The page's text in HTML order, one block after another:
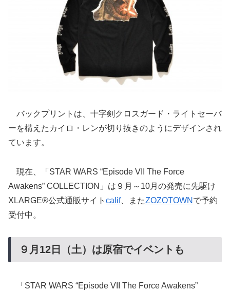
バックプリントは、十字剣クロスガード・ライトセーバ
ーを構えたカイロ・レンが切り抜きのようにデザインされ
ています。
現在、「STAR WARS “Episode VII The Force
Awakens” COLLECTION」は９月～10月の発売に先駆け
XLARGE®公式通販サイト calif、またZOZOTOWN で予約
受付中。
９月12日（土）は原宿でイベントも
「STAR WARS “Episode VII The Force Awakens”